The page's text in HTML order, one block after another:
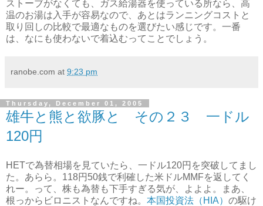
ストーブがなくても、ガス給湯器を使っている所なら、高
温のお湯は入手が容易なので、あとはランニングコストと
取り回しの比較で最適なものを選びたい感じです。一番
は、なにも使わないで着込むってことでしょう。
ranobe.com at 9:23 pm
Thursday, December 01, 2005
雄牛と熊と欲豚と その２３ 一ドル
120円
HETで為替相場を見ていたら、一ドル120円を突破してまし
た。あらら。118円50銭で利確した米ドルMMFを返してく
れー。って、株も為替も下手すぎる気が、よよよ。まあ、
根っからビロニストなんですね。 本国投資法（HIA） の駆け